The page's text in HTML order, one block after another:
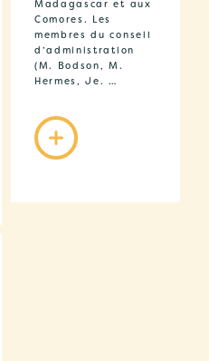
Madagascar et aux
Comores. Les
membres du conseil
d’administration
(M. Bodson, M.
Hermes, Je. …